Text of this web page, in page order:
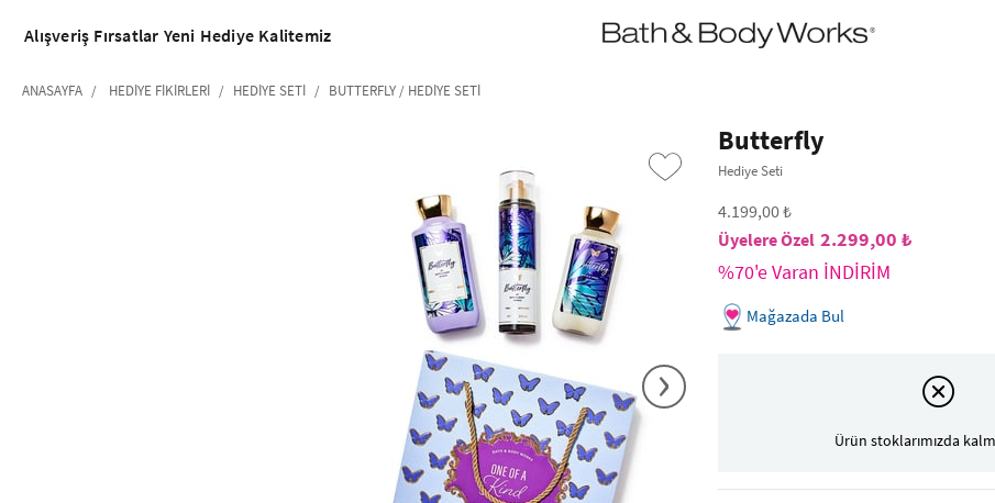
•2200₺ ve Üzeri Kargo Ücretsiz!•
*Promosyon Detayları
Alışveriş Fırsatlar Yeni Hediye Kalitemiz
ANASAYFA HEDIYE FIKIRLERI HEDIYE SETI BUTTERFLY / HEDIYE SETI
›
Butterfly
Hediye Seti
4.199,00 ₺
2.299,00 ₺
%70'e Varan İNDİRİM
Mağazada Bul
Ürün stoklarımızda